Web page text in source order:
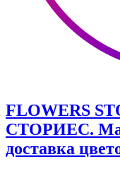
FLOWERS
СТОРИЕС.
доставка